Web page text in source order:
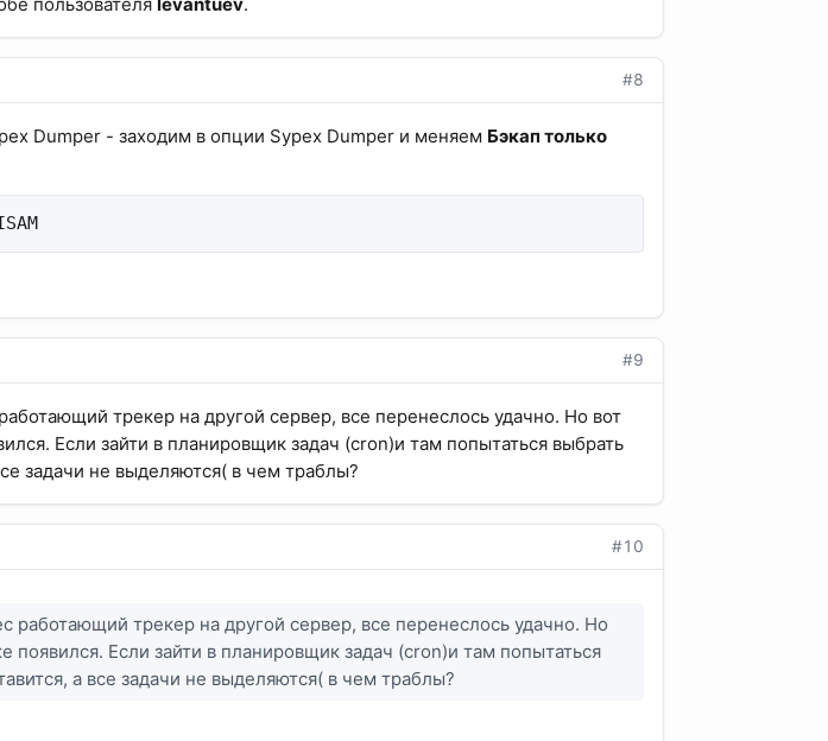
#8
Dumper - заходим в опции Sypex Dumper и меняем Бэкап только
#9
трекер на другой сервер, все перенеслось удачно. Но вот
Если зайти в планировщик задач (cron)и там попытаться выбрать
задачи не выделяются( в чем траблы?
#10
трекер на другой сервер, все перенеслось удачно. Но
появился. Если зайти в планировщик задач (cron)и там попытаться
а все задачи не выделяются( в чем траблы?